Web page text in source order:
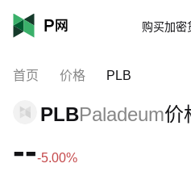
购买加密
首页 价格 PLB
PLBPaladeum价
---5.00%